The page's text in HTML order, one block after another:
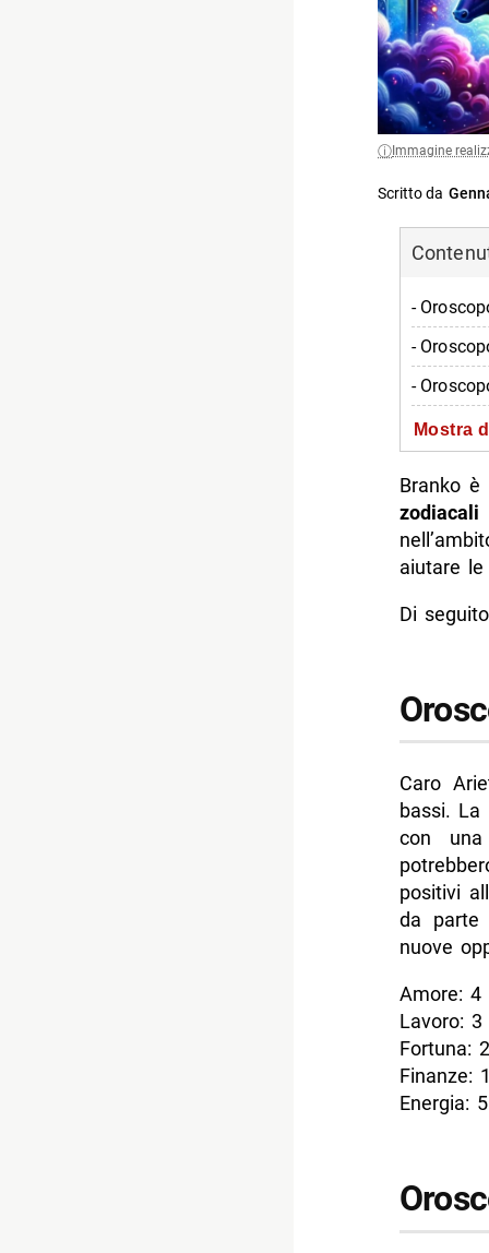
Immagine
Scritto da
-
-
-
-
-
-
-
-
-
-- Scopri
Mostra
Branko è
zodiacali
aiutare
Di
Caro
bassi.
con
positivi
da parte
nuove
Amore: 4
Lavoro: 3
Fortuna: 2
Finanze:
Energia: 5